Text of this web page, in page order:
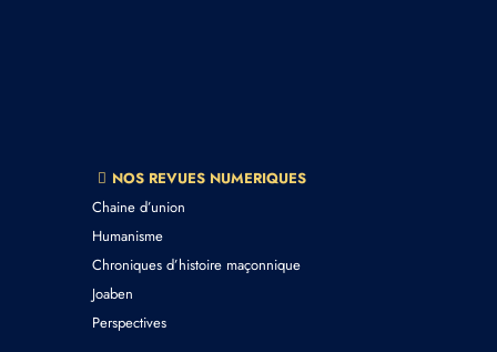
NOS REVUES NUMERIQUES
Chaine d’union
Humanisme
Chroniques d’histoire maçonnique
Joaben
Perspectives